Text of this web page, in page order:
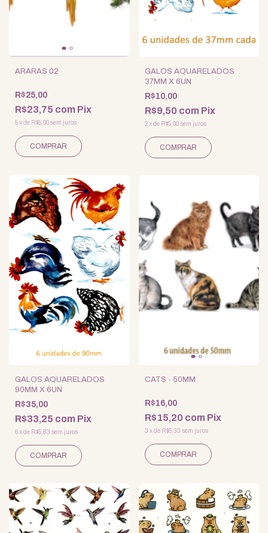
ARARAS 02
R$25,00
R$23,75 com Pix
5xde R$5,00sem juros
GALOS AQUARELADOS
37MM X 6UN
R$10,00
R$9,50 com Pix
2 xde R$5,00 sem juros
GALOS AQUARELADOS
90MM X 6UN
R$35,00
R$33,25 com Pix
6xde R$5,83 sem juros
CATS - 50MM
R$16,00
R$15,20 com Pix
3 xde R$5,33 sem juros